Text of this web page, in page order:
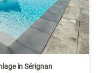
in Sérignan